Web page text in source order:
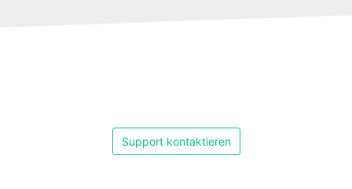
Support kontaktieren